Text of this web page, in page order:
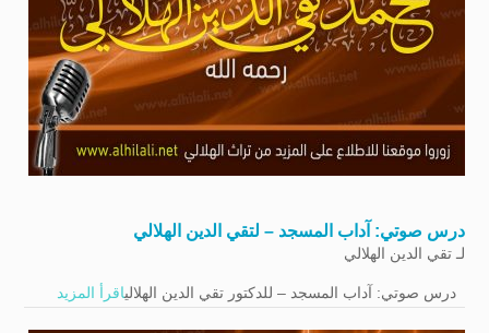
درس صوتي: آداب المسجد – لتقي الدين الهلالي
لـتقي الدين الهلالي
درس صوتي: آداب المسجد – للدكتور تقي الدين الهلالياقرأ المزيد